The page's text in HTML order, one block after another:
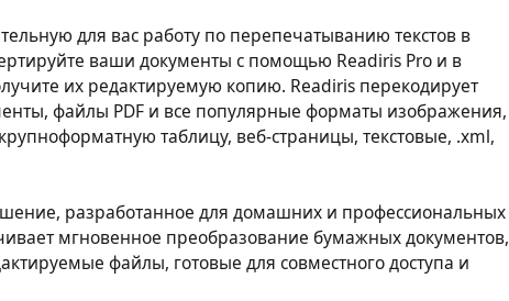
для вас работу по перепечатыванию текстов в
ваши документы с помощью Readiris Pro и в
их редактируемую копию. Readiris перекодирует
файлы PDF и все популярные форматы изображения,
таблицу, веб-страницы, текстовые, .xml,
разработанное для домашних и профессиональных
мгновенное преобразование бумажных документов,
файлы, готовые для совместного доступа и